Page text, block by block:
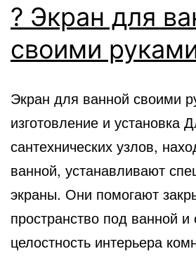
? Экран для
своими
Экран для ванной своими
изготовление и установка
сантехнических узлов,
ванной, устанавливают
экраны. Они помогают
пространство под ванной и
целостность интерьера